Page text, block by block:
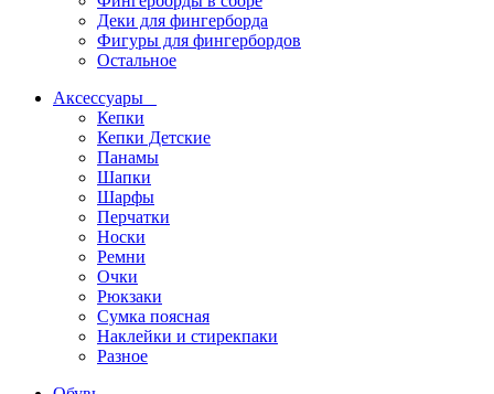
Деки для фингерборда
Фигуры для фингербордов
Остальное
Аксессуары
Кепки
Кепки Детские
Панамы
Шапки
Шарфы
Перчатки
Носки
Ремни
Очки
Рюкзаки
Сумка поясная
Наклейки и стирекпаки
Разное